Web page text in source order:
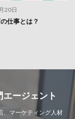
20日
仕事とは？
エージェント
、マーケティング人材